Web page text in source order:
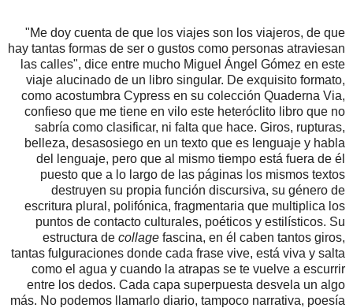
"Me doy cuenta de que los viajes son los viajeros, de que
hay tantas formas de ser o gustos como personas atraviesan
las calles", dice entre mucho Miguel Ángel Gómez en este
viaje alucinado de un libro singular. De exquisito formato,
como acostumbra Cypress en su colección Quaderna Via,
confieso que me tiene en vilo este heteróclito libro que no
sabría como clasificar, ni falta que hace. Giros, rupturas,
belleza, desasosiego en un texto que es lenguaje y habla
del lenguaje, pero que al mismo tiempo está fuera de él
puesto que a lo largo de las páginas los mismos textos
destruyen su propia función discursiva, su género de
escritura plural, polifónica, fragmentaria que multiplica los
puntos de contacto culturales, poéticos y estilísticos. Su
estructura de collage fascina, en él caben tantos giros,
tantas fulguraciones donde cada frase vive, está viva y salta
como el agua y cuando la atrapas se te vuelve a escurrir
entre los dedos. Cada capa superpuesta desvela un algo
más. No podemos llamarlo diario, tampoco narrativa, poesía